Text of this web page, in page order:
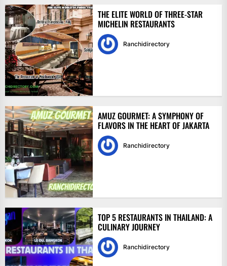
THE ELITE WORLD OF THREE-STAR
MICHELIN RESTAURANTS
Ranchidirectory
AMUZ GOURMET: A SYMPHONY OF
FLAVORS IN THE HEART OF JAKARTA
Ranchidirectory
TOP 5 RESTAURANTS IN THAILAND: A
CULINARY JOURNEY
Ranchidirectory